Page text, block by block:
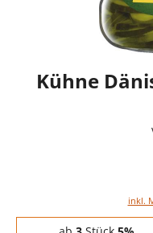
Kühne
inkl.
Staffelpreise - Mengenrabatt